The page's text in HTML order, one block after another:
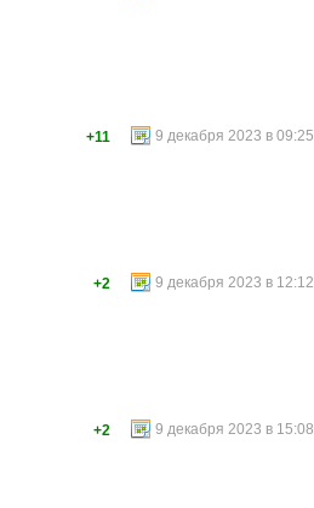
9 декабря 2023 в 09:25
+11
9 декабря 2023 в 12:12
+2
9 декабря 2023 в 15:08
+2